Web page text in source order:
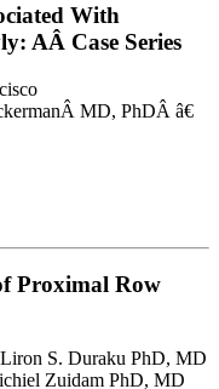
With
AÂ Case Series
MD, PhDÂ â€
Proximal Row
S. Duraku PhD, MD
Zuidam PhD, MD